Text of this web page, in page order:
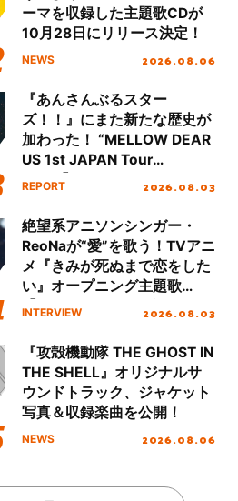
ーマを収録した主題歌CDが
10月28日にリリース決定！
NEWS 2026.08.06
『あんさんぶるスター
ズ！！』にまた新たな歴史が
加わった！ “MELLOW DEAR
US 1st JAPAN Tour
Final「NICE to meet YOU
ート!!
REPORT 2026.08.03
絶望系アニソンシンガー・
ReoNaが“愛”を歌う！TVアニ
メ『きみが死ぬまで恋をした
い』オープニング主題歌
「Amore」インタビュー
INTERVIEW 2026.08.03
『攻殻機動隊 THE GHOST IN
THE SHELL』オリジナルサ
ウンドトラック、ジャケット
写真＆収録楽曲を公開！
NEWS 2026.08.06